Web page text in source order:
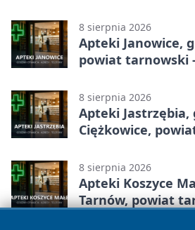
8 sierpnia 2026
Apteki Janowice,
powiat tarnowski
8 sierpnia 2026
Apteki Jastrzębia,
Ciężkowice,
8 sierpnia 2026
Apteki Koszyce
Tarnów, powiat